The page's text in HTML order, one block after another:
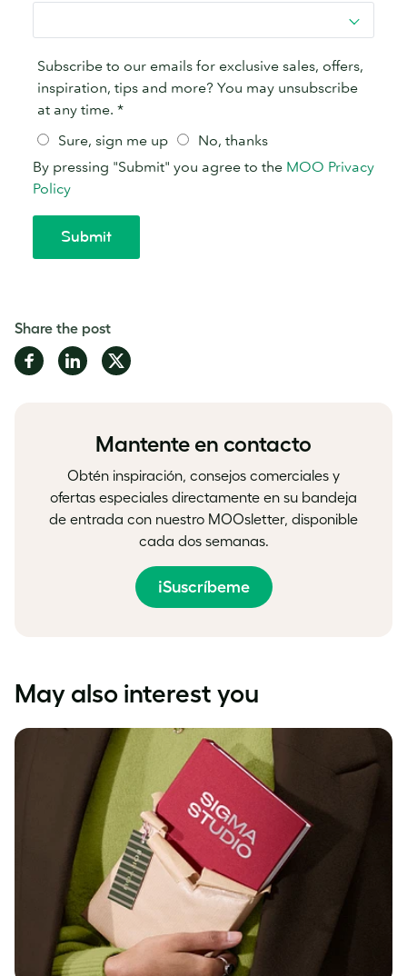
Share the post
Share Share Share
Mantente en contacto
Obtén inspiración, consejos comerciales y
ofertas especiales directamente en su bandeja
de entrada con nuestro MOOsletter, disponible
cada dos semanas.
¡Suscríbeme
May also interest you